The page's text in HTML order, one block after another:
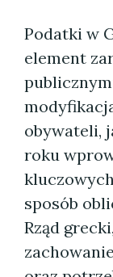
Podatki w
element
obywateli,
roku
sposób
Rząd